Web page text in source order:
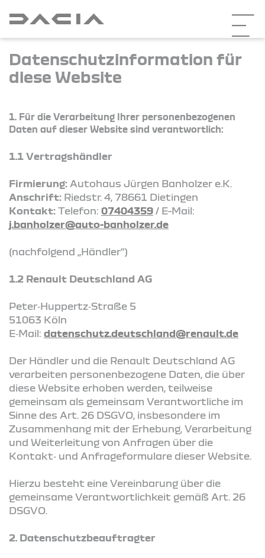
Datenschutzinformation für
diese Website
1. Für die Verarbeitung Ihrer personenbezogenen
Daten auf dieser Website sind verantwortlich:
1.1 Vertragshändler
Firmierung: Autohaus Jürgen Banholzer e.K.
Anschrift: Riedstr. 4, 78661 Dietingen
Kontakt: Telefon: 07404359 / E-Mail:
j.banholzer@auto-banholzer.de
(nachfolgend „Händler“)
1.2 Renault Deutschland AG
Peter‑Huppertz‑Straße 5
51063 Köln
E‑Mail: datenschutz.deutschland@renault.de
Der Händler und die Renault Deutschland AG
verarbeiten personenbezogene Daten, die über
diese Website erhoben werden, teilweise
gemeinsam als gemeinsam Verantwortliche im
Sinne des Art. 26 DSGVO, insbesondere im
Zusammenhang mit der Erhebung, Verarbeitung
und Weiterleitung von Anfragen über die
Kontakt‑ und Anfrageformulare dieser Website.
Hierzu besteht eine Vereinbarung über die
gemeinsame Verantwortlichkeit gemäß Art. 26
DSGVO.
2. Datenschutzbeauftragter